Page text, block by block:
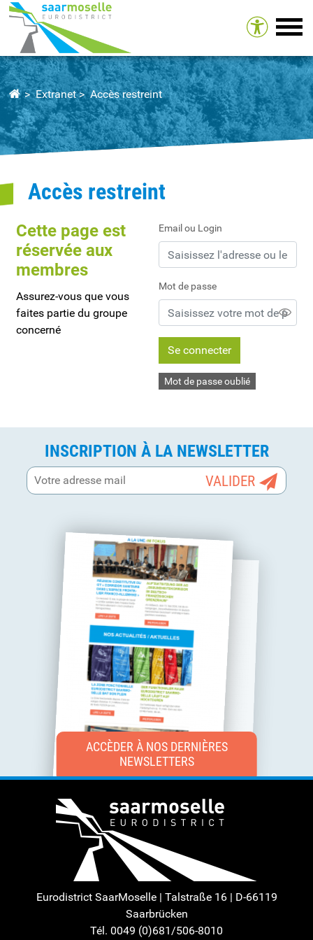
Extranet Accès restreint
Accès restreint
Cette page est
réservée aux
membres
Assurez-vous que vous
faites partie du groupe
concerné
Email ou Login
Mot de passe
Se connecter
Mot de passe oublié
INSCRIPTION À LA NEWSLETTER
ACCÈDER À NOS DERNIÈRES
NEWSLETTERS
Eurodistrict SaarMoselle | Talstraße 16 | D-66119
Saarbrücken
Tél. 0049 (0)681/506-8010